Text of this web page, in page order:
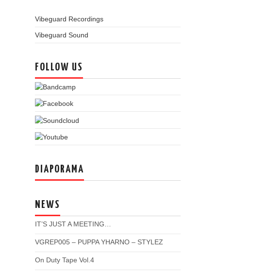
Vibeguard Recordings
Vibeguard Sound
FOLLOW US
DIAPORAMA
NEWS
IT’S JUST A MEETING…
VGREP005 – PUPPA YHARNO – STYLEZ
On Duty Tape Vol.4